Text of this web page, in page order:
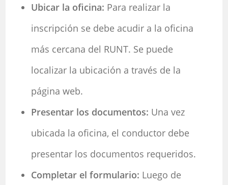
Ubicar la oficina: Para realizar la
inscripción se debe acudir a la oficina
más cercana del RUNT. Se puede
localizar la ubicación a través de la
página web.
Presentar los documentos: Una vez
ubicada la oficina, el conductor debe
presentar los documentos requeridos.
Completar el formulario: Luego de